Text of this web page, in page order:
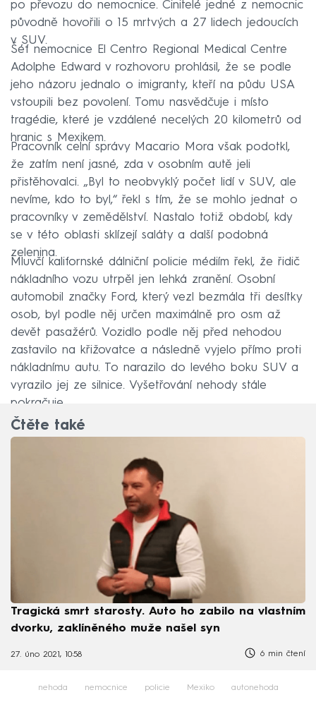
po převozu do nemocnice. Činitelé jedné z nemocnic
původně hovořili o 15 mrtvých a 27 lidech jedoucích
v SUV.
Šéf nemocnice El Centro Regional Medical Centre
Adolphe Edward v rozhovoru prohlásil, že se podle
jeho názoru jednalo o imigranty, kteří na půdu USA
vstoupili bez povolení. Tomu nasvědčuje i místo
tragédie, které je vzdálené necelých 20 kilometrů od
hranic s Mexikem.
Pracovník celní správy Macario Mora však podotkl,
že zatím není jasné, zda v osobním autě jeli
přistěhovalci. „Byl to neobvyklý počet lidí v SUV, ale
nevíme, kdo to byl,“ řekl s tím, že se mohlo jednat o
pracovníky v zemědělství. Nastalo totiž období, kdy
se v této oblasti sklízejí saláty a další podobná
zelenina.
Mluvčí kalifornské dálniční policie médiím řekl, že řidič
nákladního vozu utrpěl jen lehká zranění. Osobní
automobil značky Ford, který vezl bezmála tři desítky
osob, byl podle něj určen maximálně pro osm až
devět pasažérů. Vozidlo podle něj před nehodou
zastavilo na křižovatce a následně vyjelo přímo proti
nákladnímu autu. To narazilo do levého boku SUV a
vyrazilo jej ze silnice. Vyšetřování nehody stále
pokračuje.
Čtěte také
Tragická smrt starosty. Auto ho zabilo na vlastním
dvorku, zaklíněného muže našel syn
27. úno 2021, 10:58 6 min čtení
nehoda nemocnice policie Mexiko autonehoda